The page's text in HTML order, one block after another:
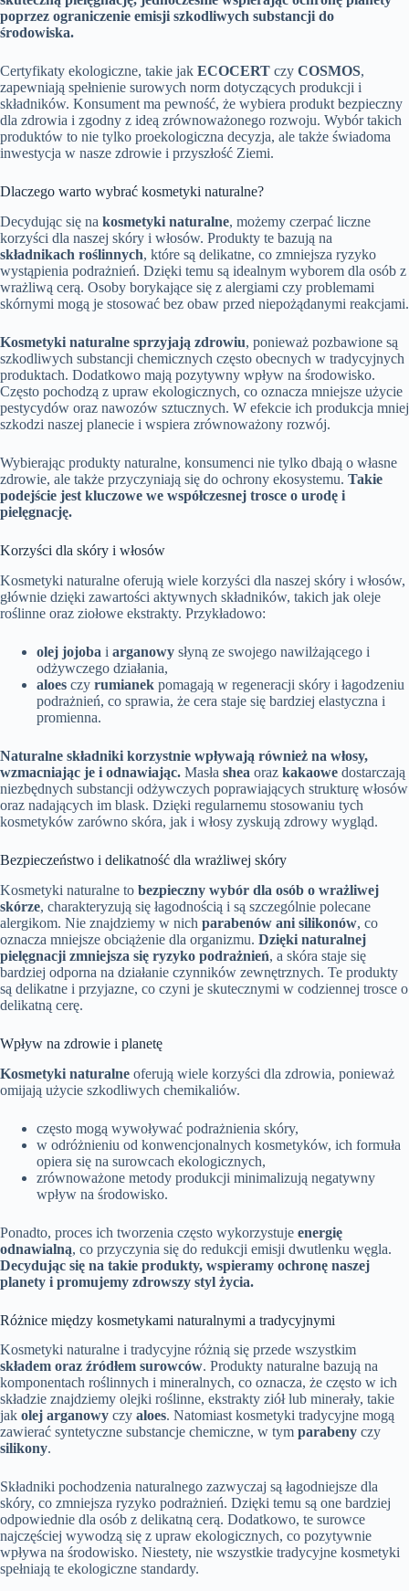
poprzez ograniczenie emisji szkodliwych substancji do
środowiska.
Certyfikaty ekologiczne, takie jak ECOCERT czy COSMOS,
zapewniają spełnienie surowych norm dotyczących produkcji i
składników. Konsument ma pewność, że wybiera produkt bezpieczny
dla zdrowia i zgodny z ideą zrównoważonego rozwoju. Wybór takich
produktów to nie tylko proekologiczna decyzja, ale także świadoma
inwestycja w nasze zdrowie i przyszłość Ziemi.
Dlaczego warto wybrać kosmetyki naturalne?
Decydując się na kosmetyki naturalne, możemy czerpać liczne
korzyści dla naszej skóry i włosów. Produkty te bazują na
składnikach roślinnych, które są delikatne, co zmniejsza ryzyko
wystąpienia podrażnień. Dzięki temu są idealnym wyborem dla osób z
wrażliwą cerą. Osoby borykające się z alergiami czy problemami
skórnymi mogą je stosować bez obaw przed niepożądanymi reakcjami.
Kosmetyki naturalne sprzyjają zdrowiu, ponieważ pozbawione są
szkodliwych substancji chemicznych często obecnych w tradycyjnych
produktach. Dodatkowo mają pozytywny wpływ na środowisko.
Często pochodzą z upraw ekologicznych, co oznacza mniejsze użycie
pestycydów oraz nawozów sztucznych. W efekcie ich produkcja mniej
szkodzi naszej planecie i wspiera zrównoważony rozwój.
Wybierając produkty naturalne, konsumenci nie tylko dbają o własne
zdrowie, ale także przyczyniają się do ochrony ekosystemu. Takie
podejście jest kluczowe we współczesnej trosce o urodę i
pielęgnację.
Korzyści dla skóry i włosów
Kosmetyki naturalne oferują wiele korzyści dla naszej skóry i włosów,
głównie dzięki zawartości aktywnych składników, takich jak oleje
roślinne oraz ziołowe ekstrakty. Przykładowo:
olej jojoba i arganowy słyną ze swojego nawilżającego i
odżywczego działania,
aloes czy rumianek pomagają w regeneracji skóry i łagodzeniu
podrażnień, co sprawia, że cera staje się bardziej elastyczna i
promienna.
Naturalne składniki korzystnie wpływają również na włosy,
wzmacniając je i odnawiając. Masła shea oraz kakaowe dostarczają
niezbędnych substancji odżywczych poprawiających strukturę włosów
oraz nadających im blask. Dzięki regularnemu stosowaniu tych
kosmetyków zarówno skóra, jak i włosy zyskują zdrowy wygląd.
Bezpieczeństwo i delikatność dla wrażliwej skóry
Kosmetyki naturalne to bezpieczny wybór dla osób o wrażliwej
skórze, charakteryzują się łagodnością i są szczególnie polecane
alergikom. Nie znajdziemy w nich parabenów ani silikonów, co
oznacza mniejsze obciążenie dla organizmu. Dzięki naturalnej
pielęgnacji zmniejsza się ryzyko podrażnień, a skóra staje się
bardziej odporna na działanie czynników zewnętrznych. Te produkty
są delikatne i przyjazne, co czyni je skutecznymi w codziennej trosce o
delikatną cerę.
Wpływ na zdrowie i planetę
Kosmetyki naturalne oferują wiele korzyści dla zdrowia, ponieważ
omijają użycie szkodliwych chemikaliów.
często mogą wywoływać podrażnienia skóry,
w odróżnieniu od konwencjonalnych kosmetyków, ich formuła
opiera się na surowcach ekologicznych,
zrównoważone metody produkcji minimalizują negatywny
wpływ na środowisko.
Ponadto, proces ich tworzenia często wykorzystuje energię
odnawialną, co przyczynia się do redukcji emisji dwutlenku węgla.
Decydując się na takie produkty, wspieramy ochronę naszej
planety i promujemy zdrowszy styl życia.
Różnice między kosmetykami naturalnymi a tradycyjnymi
Kosmetyki naturalne i tradycyjne różnią się przede wszystkim
składem oraz źródłem surowców. Produkty naturalne bazują na
komponentach roślinnych i mineralnych, co oznacza, że często w ich
składzie znajdziemy olejki roślinne, ekstrakty ziół lub minerały, takie
jak olej arganowy czy aloes. Natomiast kosmetyki tradycyjne mogą
zawierać syntetyczne substancje chemiczne, w tym parabeny czy
silikony.
Składniki pochodzenia naturalnego zazwyczaj są łagodniejsze dla
skóry, co zmniejsza ryzyko podrażnień. Dzięki temu są one bardziej
odpowiednie dla osób z delikatną cerą. Dodatkowo, te surowce
najczęściej wywodzą się z upraw ekologicznych, co pozytywnie
wpływa na środowisko. Niestety, nie wszystkie tradycyjne kosmetyki
spełniają te ekologiczne standardy.